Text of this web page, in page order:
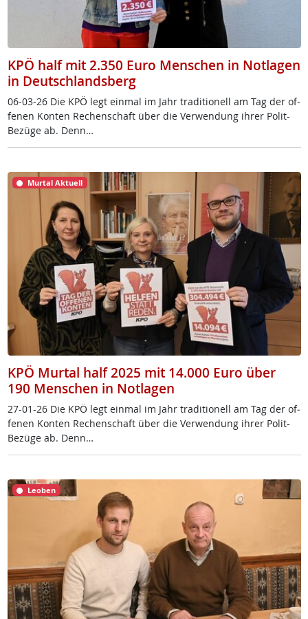
KPÖ half mit 2.350 Euro Menschen in Notlagen
in Deutschlandsberg
06-03-26 Die KPÖ legt ein­mal im Jahr tra­di­tio­nell am Tag der of­
fe­nen Kon­ten Re­chen­schaft über die Ver­wen­dung ih­rer Po­lit-
Be­zü­ge ab. Denn…
Murtal Aktuell
KPÖ Murtal half 2025 mit 14.000 Euro über
190 Menschen in Notlagen
27-01-26 Die KPÖ legt ein­mal im Jahr tra­di­tio­nell am Tag der of­
fe­nen Kon­ten Re­chen­schaft über die Ver­wen­dung ih­rer Po­lit-
Be­zü­ge ab. Denn…
Leoben